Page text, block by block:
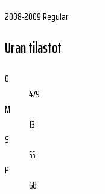
2008-2009 Regular
Uran tilastot
O
479
M
13
S
55
P
68